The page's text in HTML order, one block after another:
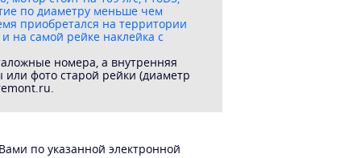
по диаметру меньше чем
приобретался на территории
на самой рейке наклейка с
номера, а внутренняя
фото старой рейки (диаметр
по указанной электронной